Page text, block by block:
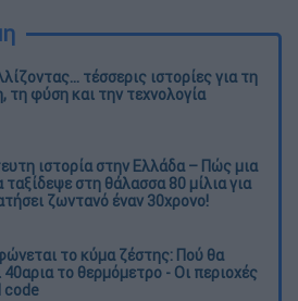
τέσσερις ιστορίες για τη
τη φύση και την τεχνολογία
ιστορία στην Ελλάδα – Πώς μια
ταξίδεψε στη θάλασσα 80 μίλια για
ζωντανό έναν 30χρονο!
το κύμα ζέστης: Πού θα
40αρια το θερμόμετρο - Οι περιοχές
code